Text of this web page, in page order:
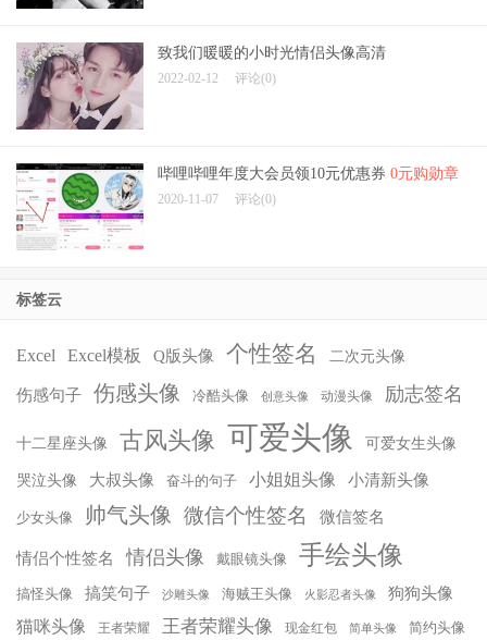
致我们暖暖的小时光情侣头像高清
2022-02-12 评论(0)
哔哩哔哩年度大会员领10元优惠券 0元购勋章
2020-11-07 评论(0)
标签云
Excel Excel模板 Q版头像 个性签名 二次元头像
伤感句子 伤感头像 冷酷头像 创意头像 动漫头像 励志签名
十二星座头像 古风头像 可爱头像 可爱女生头像
哭泣头像 大叔头像 奋斗的句子 小姐姐头像 小清新头像
少女头像 帅气头像 微信个性签名 微信签名
情侣个性签名 情侣头像 戴眼镜头像 手绘头像
搞怪头像 搞笑句子 沙雕头像 海贼王头像 火影忍者头像 狗狗头像
猫咪头像 王者荣耀 王者荣耀头像 现金红包 简单头像 简约头像